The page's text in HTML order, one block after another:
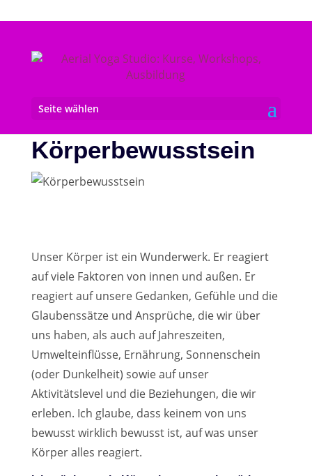
Seite wählen
Körperbewusstsein
Unser Körper ist ein Wunderwerk. Er reagiert
auf viele Faktoren von innen und außen. Er
reagiert auf unsere Gedanken, Gefühle und die
Glaubenssätze und Ansprüche, die wir über
uns haben, als auch auf Jahreszeiten,
Umwelteinflüsse, Ernährung, Sonnenschein
(oder Dunkelheit) sowie auf unser
Aktivitätslevel und die Beziehungen, die wir
erleben. Ich glaube, dass keinem von uns
bewusst wirklich bewusst ist, auf was unser
Körper alles reagiert.